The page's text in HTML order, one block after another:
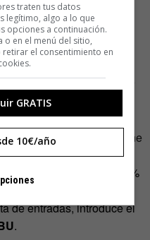
para «
entendida, tener
y, sobre todo,
que yo. Eso supone
tu entrada con un 25%
que tienes a la
de entradas, introduce el
.
traten tus datos
legítimo, algo a lo que
opciones a continuación.
o en el menú del sitio,
el consentimiento en
GRATIS
10€/año